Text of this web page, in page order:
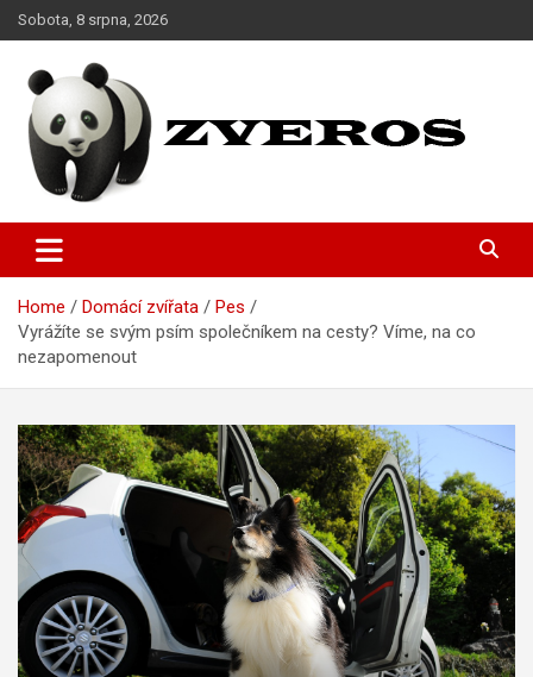
Skip
to
Sobota, 8 srpna, 2026
Zveros
Home Domácí zvířata
Pes
Vyrážíte se svým psím společníkem na cesty? Víme, na co
nezapomenout